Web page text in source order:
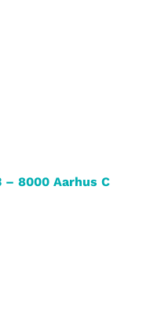
– 8000 Aarhus C